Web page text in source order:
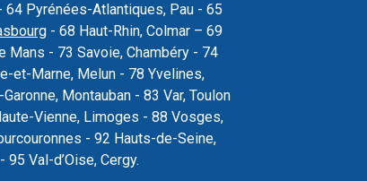
64 Pyrénées-Atlantiques, Pau - 65
- 68 Haut-Rhin, Colmar – 69
Mans - 73 Savoie, Chambéry - 74
et-Marne, Melun - 78 Yvelines,
Montauban - 83 Var, Toulon
Vienne, Limoges - 88 Vosges,
- 92 Hauts-de-Seine,
Val-d’Oise, Cergy.